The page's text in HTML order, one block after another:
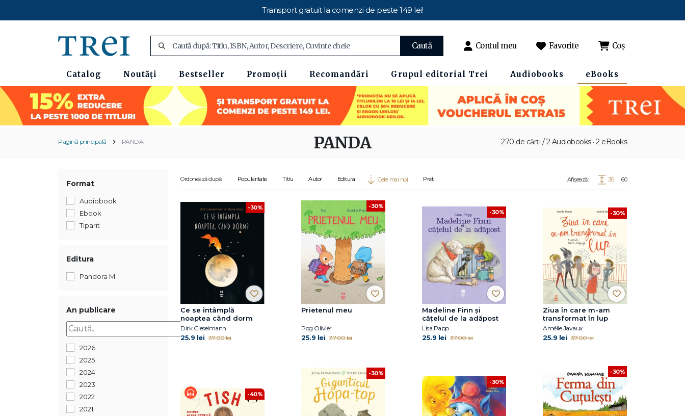
Transport gratuit la comenzi de peste 149 lei!
Caută Contul meu Favorite Coș
Catalog Noutăți Bestseller Promoții Recomandări Grupul editorial Trei Audiobooks eBooks
Pagină principală PANDA 270 de cărți / 2 Audiobooks · 2 eBooks
PANDA
Format
Audiobook
Ebook
Tiparit
Editura
Pandora M
An publicare
2026
2025
2024
2023
2022
2021
Ordonează după: Popularitate Titlu Autor Editura Cele mai noi Preț Afișează: 30 60
-30%
Ce se întâmplă
noaptea când dorm
Dirk Gieselmann
25.9 lei 37.00 lei
-30%
Prietenul meu
Pog Olivier
25.9 lei 37.00 lei
-30%
Madeline Finn și
cățelul de la adăpost
Lisa Papp
25.9 lei 37.00 lei
-30%
Ziua în care m-am
transformat în lup
Amélie Javaux
25.9 lei 37.00 lei
-40%
-30%
-30%
-30%